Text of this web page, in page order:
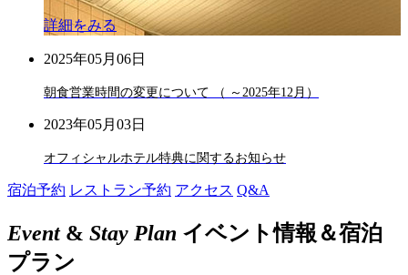
詳細をみる
2025年05月06日
朝食営業時間の変更について （ ～2025年12月）
2023年05月03日
オフィシャルホテル特典に関するお知らせ
宿泊予約 レストラン予約 アクセス Q&A
Event& Stay Plan イベント情報＆宿泊
プラン